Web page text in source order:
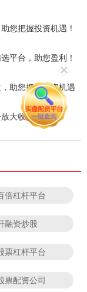
您把握投资机遇！
平台，助您盈利！
助您把握投资机遇
大收益！
倍杠杆平台
融资炒股
票杠杆平台
票配资公司